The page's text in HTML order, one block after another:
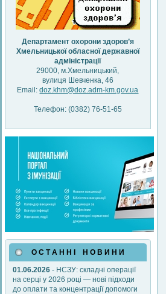
Департамент охорони здоров’я
Хмельницької обласної державної
адміністрації
29000, м.Хмельницький,
вулиця Шевченка, 46
Email:doz.khm@doz.adm-km.gov.ua
Телефон: (0382) 76-51-65
О С Т А Н Н І Н О В И Н И
01.06.2026 - НСЗУ: складні операції
на серці у 2026 році — нові підходи
до оплати та концентрації допомоги